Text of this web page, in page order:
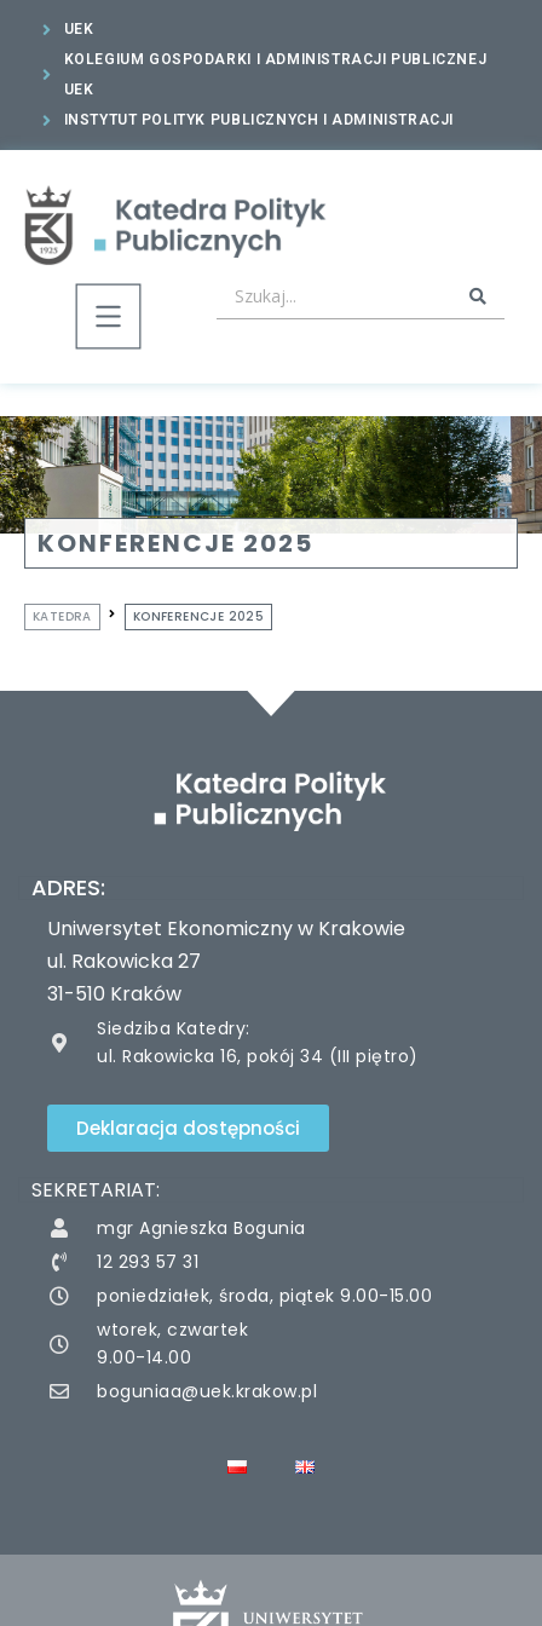
UEK
KOLEGIUM GOSPODARKI I ADMINISTRACJI PUBLICZNEJ
UEK
INSTYTUT POLITYK PUBLICZNYCH I ADMINISTRACJI
KONFERENCJE 2025
KATEDRA KONFERENCJE 2025
ADRES:
Uniwersytet Ekonomiczny w Krakowie
ul. Rakowicka 27
31-510 Kraków
Siedziba Katedry:
ul. Rakowicka 16, pokój 34 (III piętro)
Deklaracja dostępności
SEKRETARIAT:
mgr Agnieszka Bogunia
12 293 57 31
poniedziałek, środa, piątek 9.00-15.00
wtorek, czwartek
9.00-14.00
boguniaa@uek.krakow.pl